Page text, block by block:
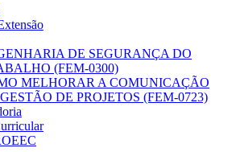
DE SEGURANÇA DO
(FEM-0300)
MELHORAR A COMUNICAÇÃO
DE PROJETOS (FEM-0723)